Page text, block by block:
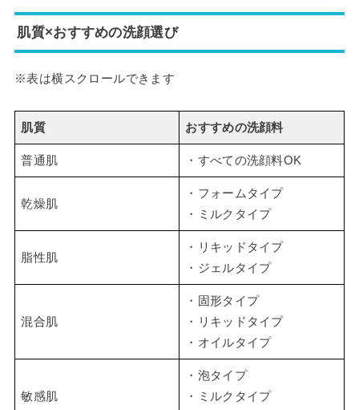
肌質×おすすめの洗顔選び
※表は横スクロールできます
肌質 おすすめの洗顔料
普通肌 ・すべての洗顔料OK
乾燥肌
・フォームタイプ
・ミルクタイプ
脂性肌
・リキッドタイプ
・ジェルタイプ
混合肌
・固形タイプ
・リキッドタイプ
・オイルタイプ
敏感肌
・泡タイプ
・ミルクタイプ